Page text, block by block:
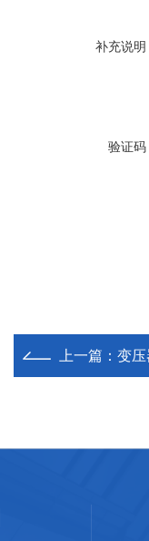
补充说明
验证码
上一篇： 变